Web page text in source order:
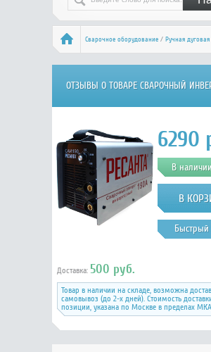
Сварочное оборудование/ Ручная дуговая
САИ-190/ Отзывы
ОТЗЫВЫ О ТОВАРЕ СВАРОЧНЫЙ
САИ-190 65/2 6290
В
Быстрый
Доставка: 500 руб.
Товар в наличии на складе, возможна
самовывоз (до 2-х дней). Стоимость
позиции, указана по Москве в пределах